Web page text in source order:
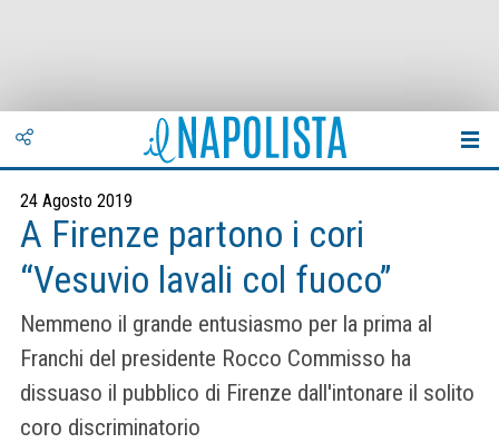
24 Agosto 2019
A Firenze partono i cori
“Vesuvio lavali col fuoco”
Nemmeno il grande entusiasmo per la prima al
Franchi del presidente Rocco Commisso ha
dissuaso il pubblico di Firenze dall'intonare il solito
coro discriminatorio